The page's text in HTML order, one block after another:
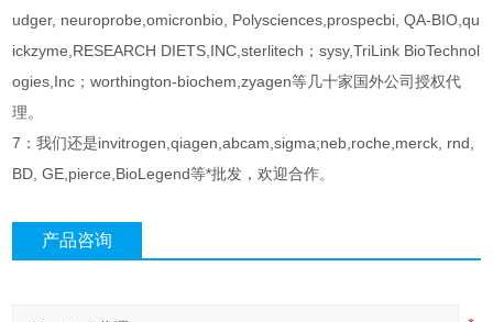
udger, neuroprobe,omicronbio, Polysciences,prospecbi, QA-BIO,qu
ickzyme,RESEARCH DIETS,INC,sterlitech；sysy,TriLink BioTechnol
ogies,Inc；worthington-biochem,zyagen等几十家国外公司授权代
理。
7：我们还是invitrogen,qiagen,abcam,sigma;neb,roche,merck, rnd,
BD, GE,pierce,BioLegend等*批发，欢迎合作。
产品咨询